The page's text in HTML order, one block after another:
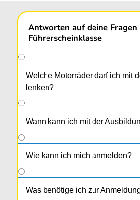
Antworten auf deine Fragen
Führerscheinklasse
Welche Motorräder darf ich mit
lenken?
Wann kann ich mit der
Wie kann ich mich anmelden?
Was benötige ich zur